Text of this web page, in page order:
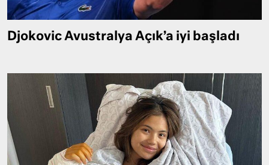
Djokovic Avustralya Açık’a iyi başladı